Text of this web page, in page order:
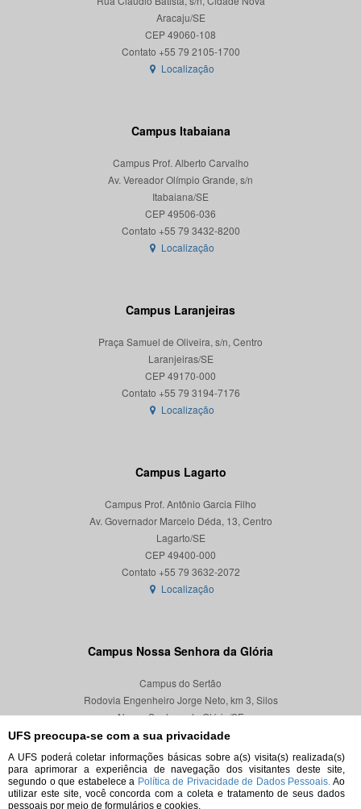
UFS preocupa-se com a sua privacidade
A UFS poderá coletar informações básicas sobre a(s) visita(s) realizada(s)
para aprimorar a experiência de navegação dos visitantes deste site,
segundo o que estabelece a Política de Privacidade de Dados Pessoais. Ao
utilizar este site, você concorda com a coleta e tratamento de seus dados
pessoais por meio de formulários e cookies.
Aracaju/SE
CEP 49060-108
Localização
Campus Itabaiana
Campus Prof. Alberto Carvalho
Av. Vereador Olímpio Grande, s/n
Itabaiana/SE
CEP 49506-036
Localização
Campus Laranjeiras
Praça Samuel de Oliveira, s/n, Centro
Laranjeiras/SE
CEP 49170-000
Localização
Campus Lagarto
Campus Prof. Antônio Garcia Filho
Av. Governador Marcelo Déda, 13, Centro
Lagarto/SE
CEP 49400-000
Localização
Campus Nossa Senhora da Glória
Campus do Sertão
Rodovia Engenheiro Jorge Neto, km 3, Silos
Nossa Senhora da Glória/SE
CEP 49680-000
Localização